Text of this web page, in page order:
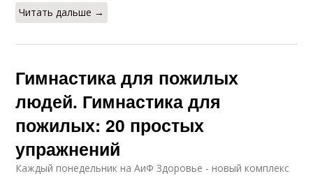
Читать дальше →
Гимнастика для пожилых
людей. Гимнастика для
пожилых: 20 простых
упражнений
Каждый понедельник на АиФ Здоровье - новый комплекс